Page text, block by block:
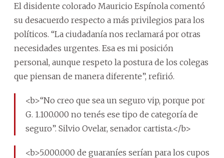
El disidente colorado Mauricio Espínola comentó
su desacuerdo respecto a más privilegios para los
políticos. “La ciudadanía nos reclamará por otras
necesidades urgentes. Esa es mi posición
personal, aunque respeto la postura de los colegas
que piensan de manera diferente”, refirió.
<b>“No creo que sea un seguro vip, porque por
G. 1.100.000 no tenés ese tipo de categoría de
seguro”. Silvio Ovelar, senador cartista.</b>
<b>5.000.000 de guaraníes serían para los cupos